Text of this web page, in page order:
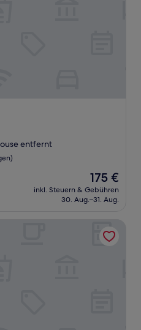
entfernt
Der
Preis
beträgt
175 €
inkl. Steuern & Gebühren
30. Aug.–31. Aug.